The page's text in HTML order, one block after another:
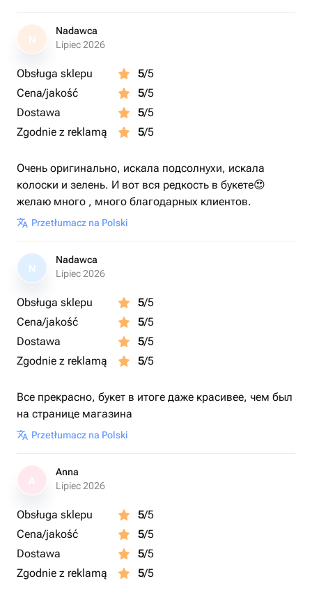
N
Nadawca
Lipiec 2026
Obsługa sklepu 5/5
Cena/jakość
5/5
Dostawa
5/5
Zgodnie z reklamą
5/5
Очень оригинально, искала подсолнухи, искала
колоски и зелень. И вот вся редкость в букете😍
желаю много , много благодарных клиентов.
Przetłumacz na Polski
N
Nadawca
Lipiec 2026
Obsługa sklepu 5/5
Cena/jakość
5/5
Dostawa
5/5
Zgodnie z reklamą
5/5
Все прекрасно, букет в итоге даже красивее, чем был
на странице магазина
Przetłumacz na Polski
Anna
Lipiec 2026
Obsługa sklepu 5/5
Cena/jakość
5/5
Dostawa
5/5
Zgodnie z reklamą
5/5